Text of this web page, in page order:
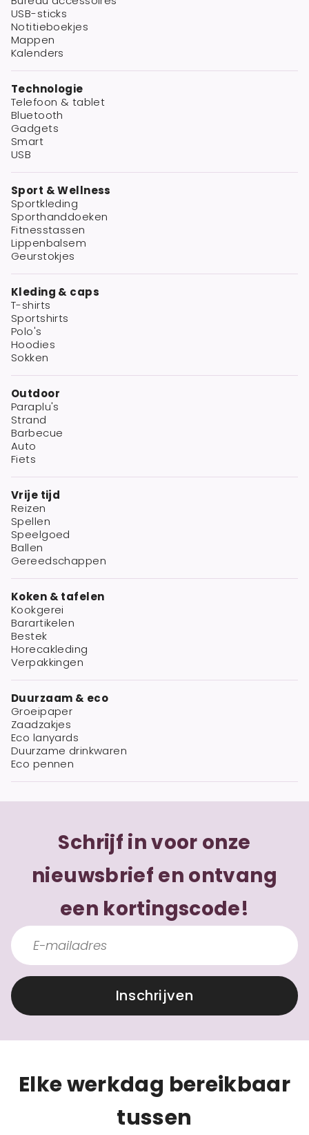
USB-sticks
Notitieboekjes
Mappen
Kalenders
Technologie
Telefoon & tablet
Bluetooth
Gadgets
Smart
USB
Sport & Wellness
Sportkleding
Sporthanddoeken
Fitnesstassen
Lippenbalsem
Geurstokjes
Kleding & caps
T-shirts
Sportshirts
Polo's
Hoodies
Sokken
Outdoor
Paraplu's
Strand
Barbecue
Auto
Fiets
Vrije tijd
Reizen
Spellen
Speelgoed
Ballen
Gereedschappen
Koken & tafelen
Kookgerei
Barartikelen
Bestek
Horecakleding
Verpakkingen
Duurzaam & eco
Groeipaper
Zaadzakjes
Eco lanyards
Duurzame drinkwaren
Eco pennen
Schrijf in voor onze
nieuwsbrief en ontvang
een kortingscode!
Inschrijven
Elke werkdag bereikbaar
tussen